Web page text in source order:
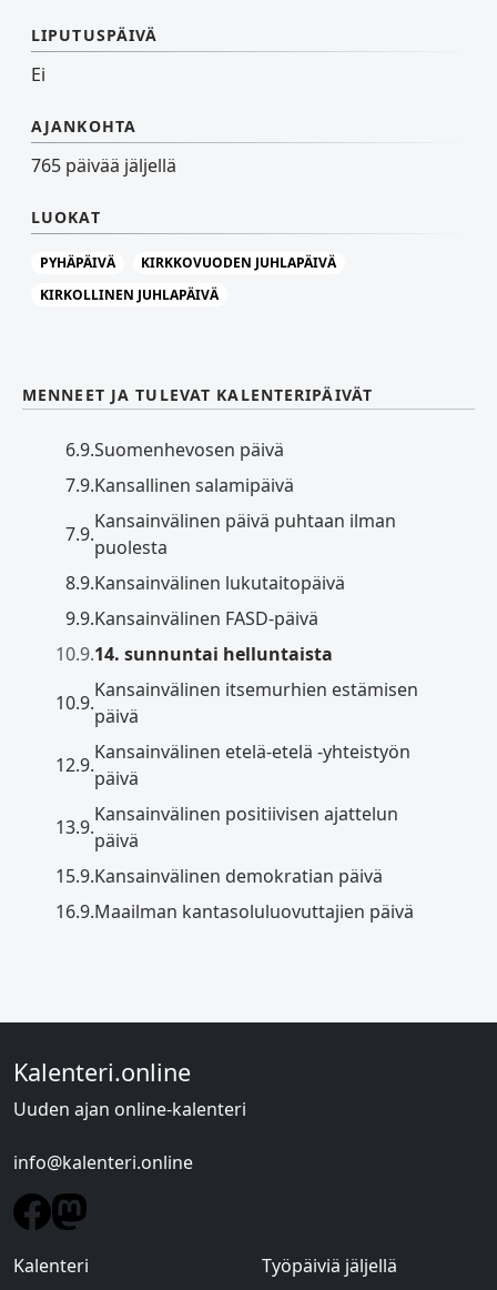
LIPUTUSPÄIVÄ
Ei
AJANKOHTA
765 päivää jäljellä
LUOKAT
PYHÄPÄIVÄ
KIRKKOVUODEN JUHLAPÄIVÄ
KIRKOLLINEN JUHLAPÄIVÄ
MENNEET JA TULEVAT KALENTERIPÄIVÄT
6.9.Suomenhevosen päivä
7.9.Kansallinen salamipäivä
7.9.
Kansainvälinen päivä puhtaan ilman
puolesta
8.9.Kansainvälinen lukutaitopäivä
9.9.Kansainvälinen FASD-päivä
10.9.14. sunnuntai helluntaista
10.9.
Kansainvälinen itsemurhien estämisen
päivä
12.9.
Kansainvälinen etelä-etelä -yhteistyön
päivä
13.9.
Kansainvälinen positiivisen ajattelun
päivä
15.9.Kansainvälinen demokratian päivä
16.9.Maailman kantasoluluovuttajien päivä
Kalenteri.online
Uuden ajan online-kalenteri
info@kalenteri.online
Kalenteri
Työpäiviä jäljellä